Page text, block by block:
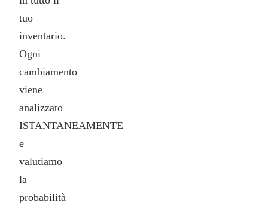
tuo
inventario.
Ogni
cambiamento
viene
analizzato
ISTANTANEAMENTE
e
valutiamo
la
probabilità